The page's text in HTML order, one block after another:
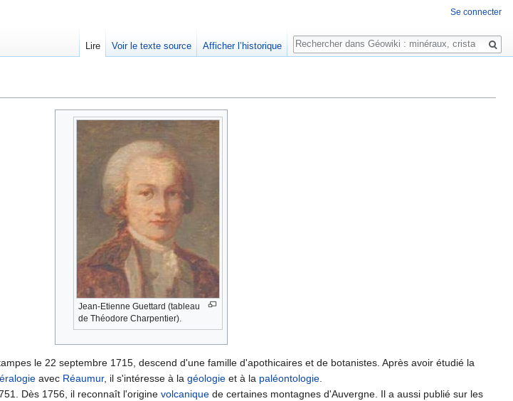
Jean-Etienne Guettard (tableau
de Théodore Charpentier).
le 22 septembre 1715, descend d'une famille d'apothicaires et de botanistes. Après avoir étudié la
avec Réaumur, il s'intéresse à la géologie et à la paléontologie.
Dès 1756, il reconnaît l'origine volcanique de certaines montagnes d'Auvergne. Il a aussi publié sur les
Se connecter
Lire Voir le texte source Afficher l’historique
Rechercher